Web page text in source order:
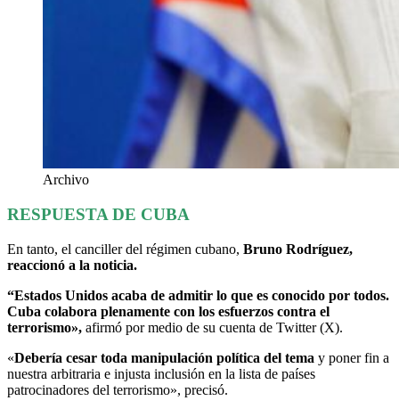
Archivo
RESPUESTA DE CUBA
En tanto, el canciller del régimen cubano, Bruno Rodríguez,
reaccionó a la noticia.
“Estados Unidos acaba de admitir lo que es conocido por todos.
Cuba colabora plenamente con los esfuerzos contra el
terrorismo», afirmó por medio de su cuenta de Twitter (X).
«Debería cesar toda manipulación política del tema y poner fin a
nuestra arbitraria e injusta inclusión en la lista de países
patrocinadores del terrorismo», precisó.